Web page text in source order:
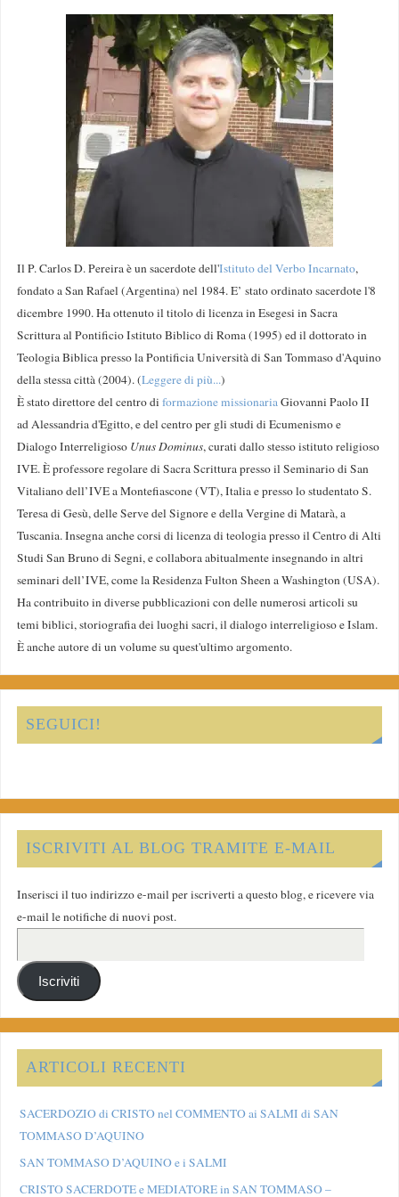
Il P. Carlos D. Pereira è un sacerdote dell'Istituto del Verbo Incarnato,
fondato a San Rafael (Argentina) nel 1984. E’ stato ordinato sacerdote l'8
dicembre 1990. Ha ottenuto il titolo di licenza in Esegesi in Sacra
Scrittura al Pontificio Istituto Biblico di Roma (1995) ed il dottorato in
Teologia Biblica presso la Pontificia Università di San Tommaso d'Aquino
della stessa città (2004). (Leggere di più...)
È stato direttore del centro di formazione missionariaGiovanni Paolo II
ad Alessandria d'Egitto, e del centro per gli studi di Ecumenismo e
Dialogo Interreligioso Unus Dominus, curati dallo stesso istituto religioso
IVE. È professore regolare di Sacra Scrittura presso il Seminario di San
Vitaliano dell’IVE a Montefiascone (VT), Italia e presso lo studentato S.
Teresa di Gesù, delle Serve del Signore e della Vergine di Matarà, a
Tuscania. Insegna anche corsi di licenza di teologia presso il Centro di Alti
Studi San Bruno di Segni, e collabora abitualmente insegnando in altri
seminari dell’IVE, come la Residenza Fulton Sheen a Washington (USA).
Ha contribuito in diverse pubblicazioni con delle numerosi articoli su
temi biblici, storiografia dei luoghi sacri, il dialogo interreligioso e Islam.
È anche autore di un volume su quest'ultimo argomento.
SEGUICI!
ISCRIVITI AL BLOG TRAMITE E-MAIL
Inserisci il tuo indirizzo e-mail per iscriverti a questo blog, e ricevere via
e-mail le notifiche di nuovi post.
Iscriviti
ARTICOLI RECENTI
SACERDOZIO di CRISTO nel COMMENTO ai SALMI di SAN
TOMMASO D’AQUINO
SAN TOMMASO D’AQUINO e i SALMI
CRISTO SACERDOTE e MEDIATORE in SAN TOMMASO –